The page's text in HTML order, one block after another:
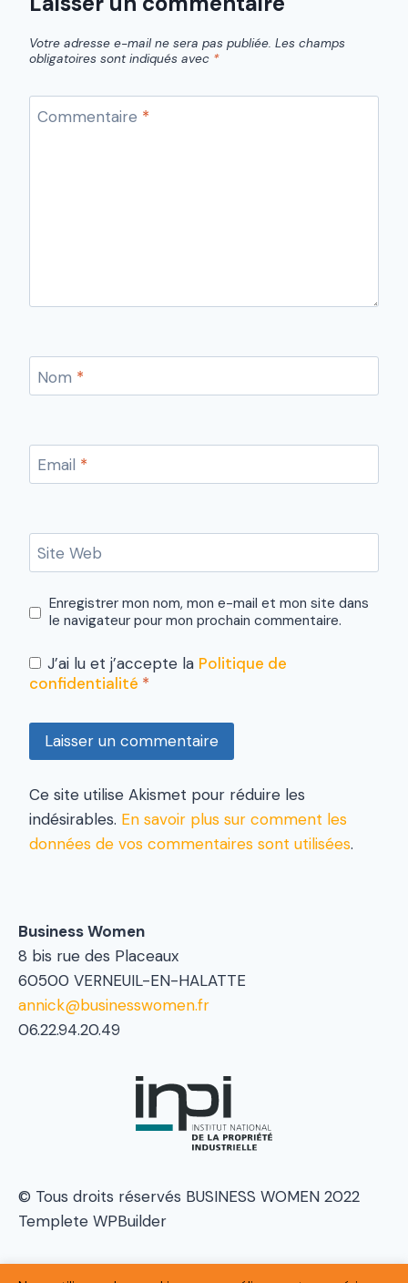
Votre adresse e-mail ne sera pas publiée. Les champs
obligatoires sont indiqués avec *
Commentaire *
Nom *
Email *
Site Web
Enregistrer mon nom, mon e-mail et mon site dans
le navigateur pour mon prochain commentaire.
J’ai lu et j’accepte la Politique de
confidentialité *
Ce site utilise Akismet pour réduire les
indésirables. En savoir plus sur comment les
données de vos commentaires sont utilisées.
Business Women
8 bis rue des Placeaux
60500 VERNEUIL-EN-HALATTE
annick@businesswomen.fr
06.22.94.20.49
© Tous droits réservés BUSINESS WOMEN 2022
Templete WPBuilder